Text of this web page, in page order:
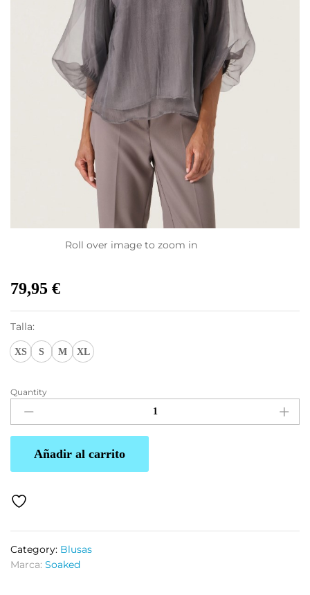
Roll over image to zoom in
79,95 €
Talla:
XS S M XL
Quantity
Añadir al carrito
Category: Blusas
Marca: Soaked